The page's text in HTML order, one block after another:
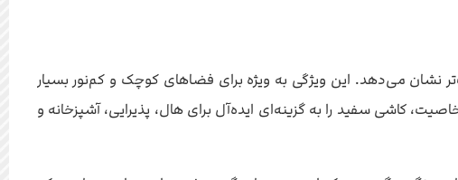
می‌دهد. این ویژگی به ویژه برای فضاهای کوچک و کم‌نور بسیار
کاشی سفید را به گزینه‌ای ایده‌آل برای هال، پذیرایی، آشپزخانه و